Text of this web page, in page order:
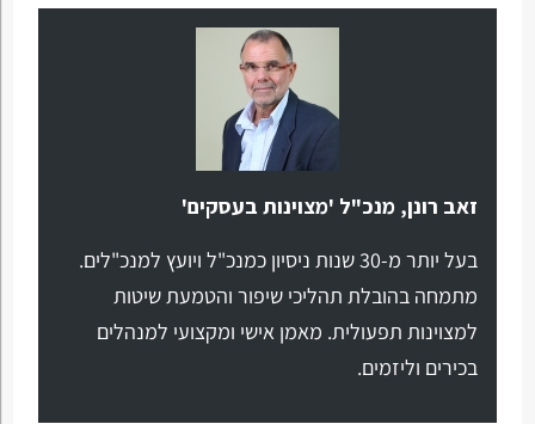
זאב רונן, מנכ"ל 'מצוינות בעסקים'
בעל יותר מ-30 שנות ניסיון כמנכ"ל ויועץ למנכ"לים.
מתמחה בהובלת תהליכי שיפור והטמעת שיטות
למצוינות תפעולית. מאמן אישי ומקצועי למנהלים
בכירים וליזמים.